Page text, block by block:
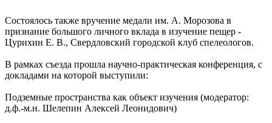
Состоялось также вручение медали им. А. Морозова в
признание большого личного вклада в изучение пещер -
Цурихин Е. В., Свердловский городской клуб спелеологов.
В рамках съезда прошла научно-практическая конференция, с
докладами на которой выступили:
Подземные пространства как объект изучения (модератор:
д.ф.-м.н. Шелепин Алексей Леонидович)